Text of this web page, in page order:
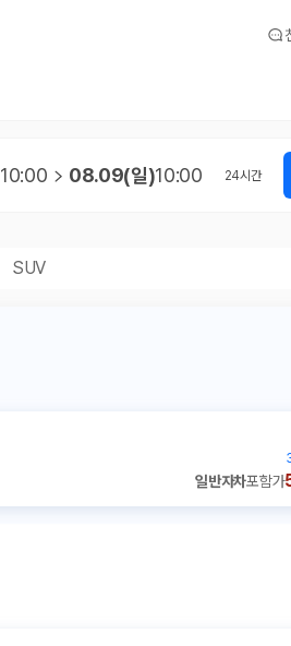
10:00 08.09(일)10:00 24시간
SUV
일반자차포함가